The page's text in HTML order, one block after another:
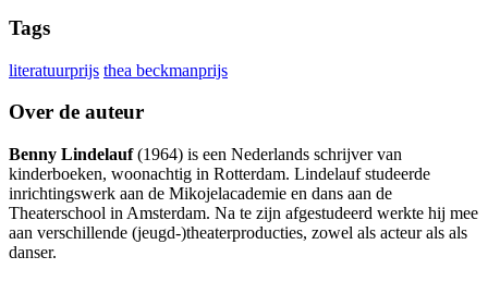
Tags
literatuurprijs thea beckmanprijs
Over de auteur
Benny Lindelauf(1964) is een Nederlands schrijver van
kinderboeken, woonachtig in Rotterdam. Lindelauf studeerde
inrichtingswerk aan de Mikojelacademie en dans aan de
Theaterschool in Amsterdam. Na te zijn afgestudeerd werkte hij mee
aan verschillende (jeugd-)theaterproducties, zowel als acteur als als
danser.